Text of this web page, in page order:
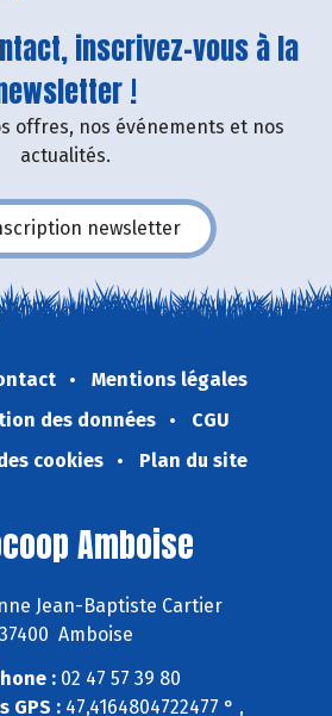
inscrivez-vous à la
!
offres, nos événements et nos
actualités.
newsletter
Mentions légales
des données
CGU
cookies
Plan du site
Amboise
Jean-Baptiste Cartier
37400 Amboise
: 02 47 57 39 80
GPS : 47,4164804722477 ° ,